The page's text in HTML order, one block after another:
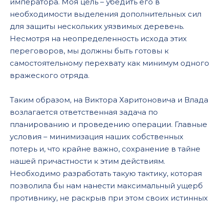
необходимости выделения дополнительных сил
для защиты нескольких уязвимых деревень.
Несмотря на неопределенность исхода этих
переговоров, мы должны быть готовы к
самостоятельному перехвату как минимум одного
вражеского отряда.
Таким образом, на Виктора Харитоновича и Влада
возлагается ответственная задача по
планированию и проведению операции. Главные
условия – минимизация наших собственных
потерь и, что крайне важно, сохранение в тайне
нашей причастности к этим действиям.
Необходимо разработать такую тактику, которая
позволила бы нам нанести максимальный ущерб
противнику, не раскрыв при этом своих истинных